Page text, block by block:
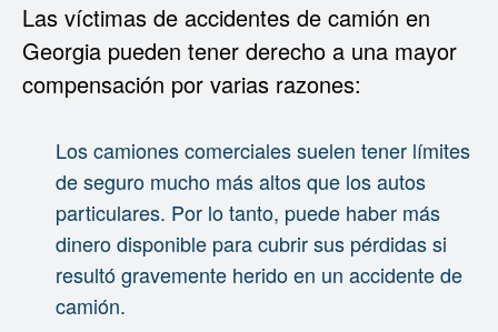
Las víctimas de accidentes de camión en
Georgia pueden tener derecho a una mayor
compensación por varias razones:
Los camiones comerciales suelen tener límites
de seguro mucho más altos que los autos
particulares. Por lo tanto, puede haber más
dinero disponible para cubrir sus pérdidas si
resultó gravemente herido en un accidente de
camión.